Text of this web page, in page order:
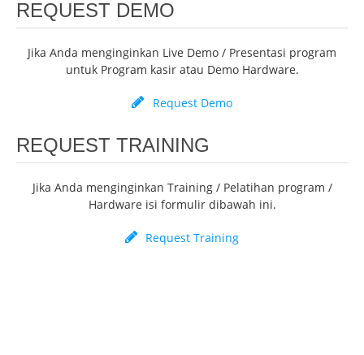
REQUEST DEMO
Jika Anda menginginkan Live Demo / Presentasi program
untuk Program kasir atau Demo Hardware.
Request Demo
REQUEST TRAINING
Jika Anda menginginkan Training / Pelatihan program /
Hardware isi formulir dibawah ini.
Request Training